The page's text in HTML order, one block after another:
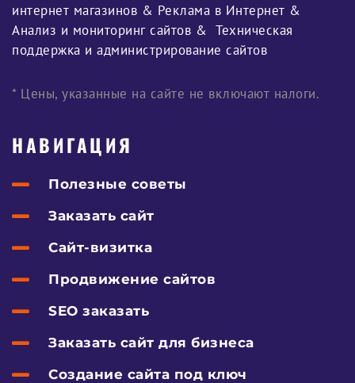
интернет магазинов & Реклама в Интернет &
Анализ и мониторинг сайтов & Техническая
поддержка и администрирование сайтов
* Цены, указанные на сайте не включают налоги.
НАВИГАЦИЯ
Полезные советы
Заказать сайт
Сайт-визитка
Продвижение сайтов
SEO заказать
Заказать сайт для бизнеса
Создание сайта под ключ